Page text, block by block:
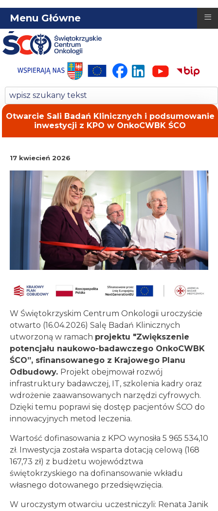
Menu Główne ≡
Otwarcie Sali Badań Klinicznych i podsumowanie
inwestycji z KPO w OnkoCWBK ŚCO
17 kwiecień 2026
W Świętokrzyskim Centrum Onkologii uroczyście
otwarto (16.04.2026) Salę Badań Klinicznych
utworzoną w ramach projektu "Zwiększenie
potencjału naukowo-badawczego OnkoCWBK
ŚCO”, sfinansowanego z Krajowego Planu
Odbudowy. Projekt obejmował rozwój
infrastruktury badawczej, IT, szkolenia kadry oraz
wdrożenie zaawansowanych narzędzi cyfrowych.
Dzięki temu poprawi się dostęp pacjentów ŚCO do
innowacyjnych metod leczenia.
Wartość dofinasowania z KPO wynosiła 5 965 534,10
zł. Inwestycja została wsparta dotacją celową (168
167,73 zł) z budżetu województwa
świętokrzyskiego na dofinansowanie wkładu
własnego dotowanego przedsięwzięcia.
W uroczystym otwarciu uczestniczyli: Renata Janik